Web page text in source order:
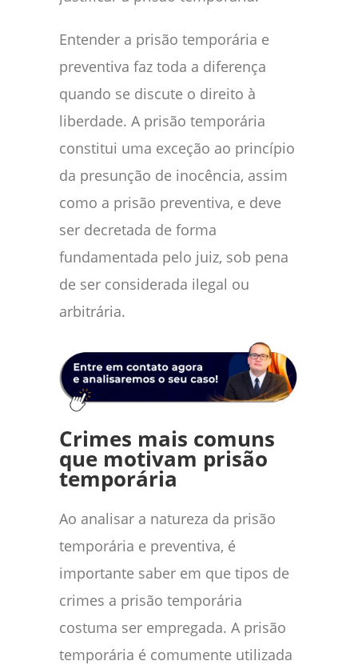
Entender a prisão temporária e
preventiva faz toda a diferença
quando se discute o direito à
liberdade. A prisão temporária
constitui uma exceção ao princípio
da presunção de inocência, assim
como a prisão preventiva, e deve
ser decretada de forma
fundamentada pelo juiz, sob pena
de ser considerada ilegal ou
arbitrária.
Crimes mais comuns
que motivam prisão
temporária
Ao analisar a natureza da prisão
temporária e preventiva, é
importante saber em que tipos de
crimes a prisão temporária
costuma ser empregada. A prisão
temporária é comumente utilizada